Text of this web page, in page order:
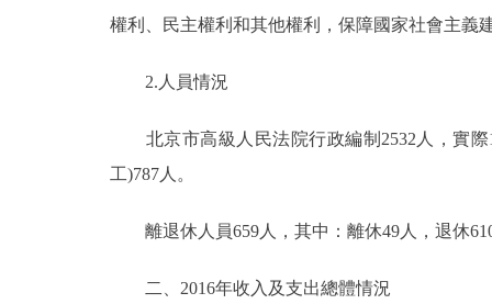
參與調查
權利、民主權利和其他權利，保障國家社會主義
2.人員情況
北京市高級人民法院行政編制2532人，實際
工)787人。
離退休人員659人，其中：離休49人，退休
二、2016年收入及支出總體情況